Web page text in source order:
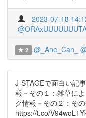
2023-07-18
2 @_Ane_Can_
J-STAGEで面白い記
報－その１：雑草に
ク情報－その２：そ
https://t.co/